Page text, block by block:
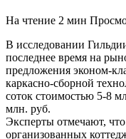
На чтение 2 мин
В исследовании
последнее время на
предложения эконом-
каркасно-сборной
соток стоимостью 5-8
млн. руб.
Эксперты отмечают, что
организованных